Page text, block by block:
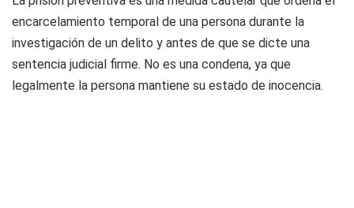
encarcelamiento temporal de una persona durante la
investigación de un delito y antes de que se dicte una
sentencia judicial firme. No es una condena, ya que
legalmente la persona mantiene su estado de inocencia.